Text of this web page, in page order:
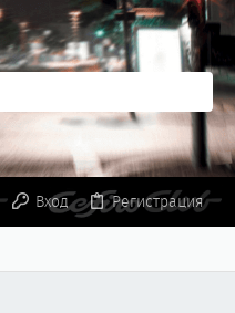
Вход Регистрация